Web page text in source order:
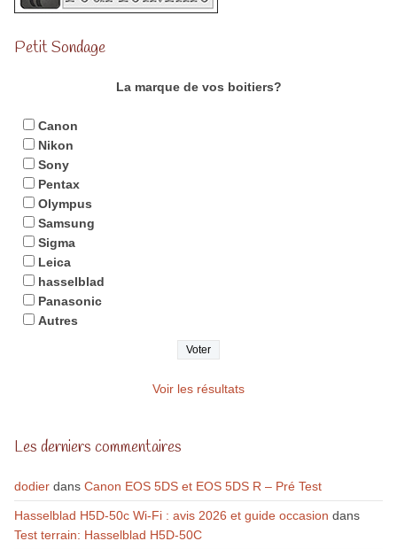
Petit Sondage
La marque de vos boitiers?
Canon
Nikon
Sony
Pentax
Olympus
Samsung
Sigma
Leica
hasselblad
Panasonic
Autres
Voir les résultats
Les derniers commentaires
dodierdans Canon EOS 5DS et EOS 5DS R – Pré Test
Hasselblad H5D-50c Wi-Fi : avis 2026 et guide occasion dans
Test terrain: Hasselblad H5D-50C